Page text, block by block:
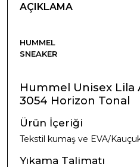
AÇIKLAMA
HUMMEL
SNEAKER
Hummel Unisex Lila
3054 Horizon Tonal
Ürün İçeriği
Tekstil kumaş ve EVA/
Yıkama Talimatı